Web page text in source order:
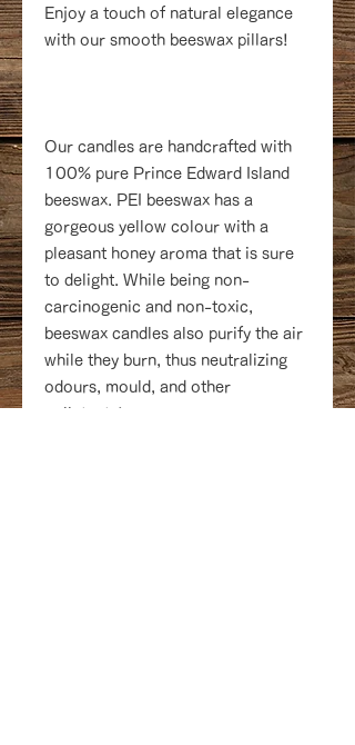
Enjoy a touch of natural elegance
with our smooth beeswax pillars!
Our candles are handcrafted with
100% pure Prince Edward Island
beeswax. PEI beeswax has a
gorgeous yellow colour with a
pleasant honey aroma that is sure
to delight. While being non-
carcinogenic and non-toxic,
beeswax candles also purify the air
while they burn, thus neutralizing
odours, mould, and other
pollutants!